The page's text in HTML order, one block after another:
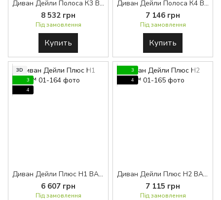
Диван Дейли Полоса К3 BASE™
8 532 грн
Під замовлення
Купить
Диван Дейли Полоса К4 BASE™
7 146 грн
Під замовлення
Купить
3D
3
4
Диван Дейли Плюс H1 BASE™
6 607 грн
Під замовлення
3
4
Диван Дейли Плюс Н2 BASE™
7 115 грн
Під замовлення